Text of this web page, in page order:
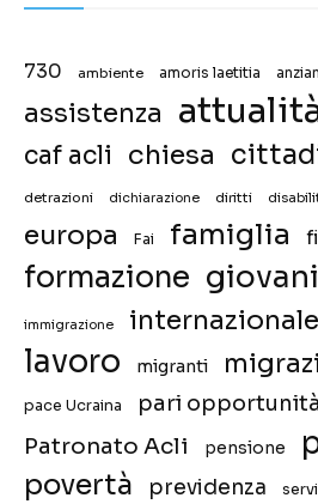
730 ambiente amoris laetitia
assistenza
caf acli chiesa
detrazioni dichiarazione diritti
europa Fai famiglia
formazione giovani
immigrazione internazionale
lavoro migranti
pace Ucraina pari opportunità
Patronato Acli pensione
povertà previdenza